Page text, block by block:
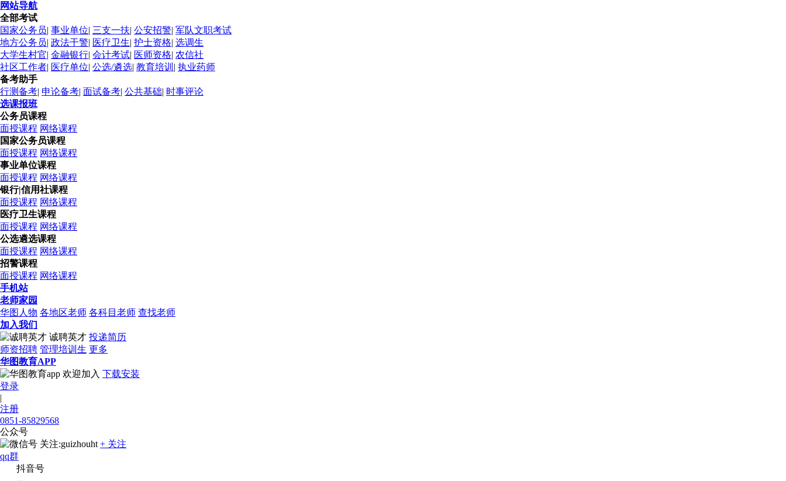
网站导航
全部考试
国家公务员| 事业单位| 三支一扶| 公安招警| 军队文职考试
地方公务员| 政法干警| 医疗卫生| 护士资格| 选调生
大学生村官| 金融银行| 会计考试| 医师资格| 农信社
社区工作者| 医疗单位| 公选/遴选| 教育培训 | 执业药师
备考助手
行测备考| 申论备考| 面试备考| 公共基础| 时事评论
选课报班
公务员课程
面授课程 网络课程
国家公务员课程
面授课程 网络课程
事业单位课程
面授课程 网络课程
银行|信用社课程
面授课程 网络课程
医疗卫生课程
面授课程 网络课程
公选遴选课程
面授课程 网络课程
招警课程
面授课程 网络课程
手机站
老师家园
华图人物 各地区老师 各科目老师 查找老师
加入我们
诚聘英才 投递简历
师资招聘 管理培训生 更多
华图教育APP
欢迎加入 下载安装
登录
|
注册
0851-85829568
公众号
关注:guizhouht + 关注
qq群
抖音号